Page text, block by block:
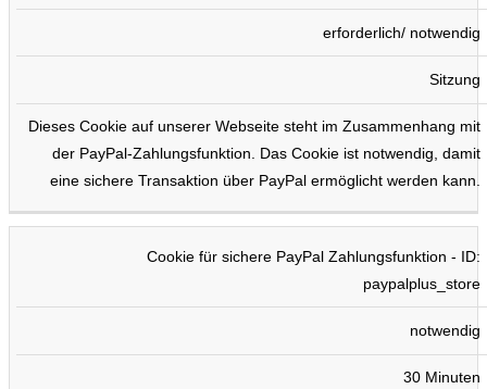
erforderlich/ notwendig
Sitzung
Dieses Cookie auf unserer Webseite steht im Zusammenhang mit
der PayPal-Zahlungsfunktion. Das Cookie ist notwendig, damit
eine sichere Transaktion über PayPal ermöglicht werden kann.
Cookie für sichere PayPal Zahlungsfunktion - ID:
paypalplus_store
notwendig
30 Minuten